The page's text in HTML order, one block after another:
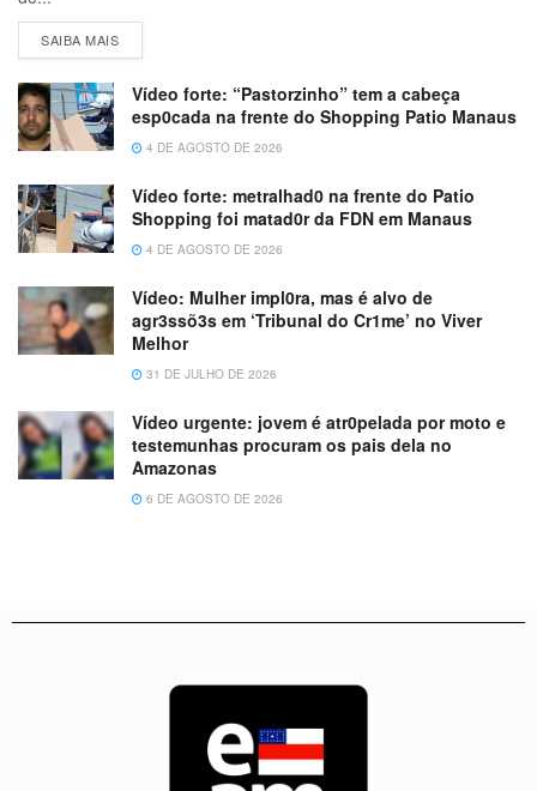
SAIBA MAIS
Vídeo forte: “Pastorzinho” tem a cabeça
esp0cada na frente do Shopping Patio Manaus
4 DE AGOSTO DE 2026
Vídeo forte: metralhad0 na frente do Patio
Shopping foi matad0r da FDN em Manaus
4 DE AGOSTO DE 2026
Vídeo: Mulher impl0ra, mas é alvo de
agr3ssõ3s em ‘Tribunal do Cr1me’ no Viver
Melhor
31 DE JULHO DE 2026
Vídeo urgente: jovem é atr0pelada por moto e
testemunhas procuram os pais dela no
Amazonas
6 DE AGOSTO DE 2026